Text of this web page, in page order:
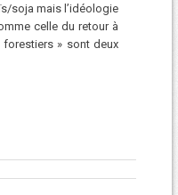
soja mais l’idéologie
celle du retour à
» sont deux